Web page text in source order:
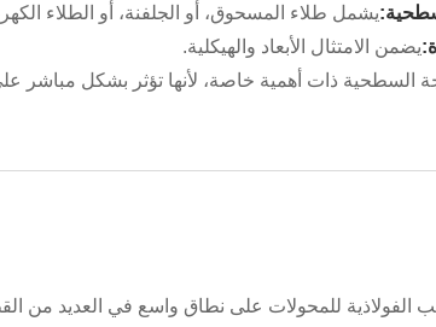
يشمل طلاء المسحوق، أو الجلفنة، أو الطلاء
يضمن الامتثال الأبعاد والهيكلية.
السطحية ذات أهمية خاصة، لأنها تؤثر بشكل مباشر
الفولاذية للمحولات على نطاق واسع في العديد من